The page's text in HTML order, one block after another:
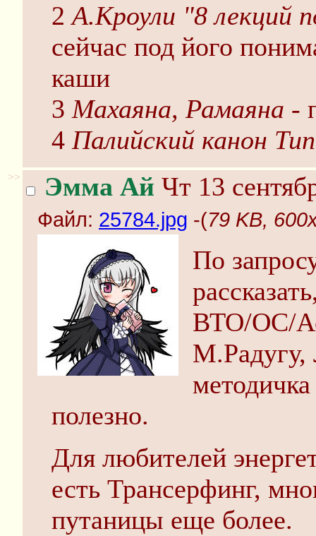
2А.Кроули "8 лекций
сейчас под його
каши
3 Махаяна, Рамаяна -
4 Палийский канон
>> Эмма Ай Чт 13
Файл: 25784.jpg -(79 KB,
По
ВТО/ОС/
М.Радугу,
полезно.
Для любителей
есть Трансерфинг,
путаницы еще более.